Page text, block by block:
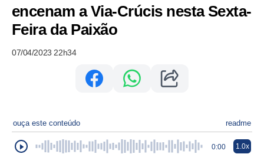
encenam a Via-Crúcis nesta Sexta-
Feira da Paixão
07/04/2023 22h34
ouça este conteúdo readme
0:00 1.0x